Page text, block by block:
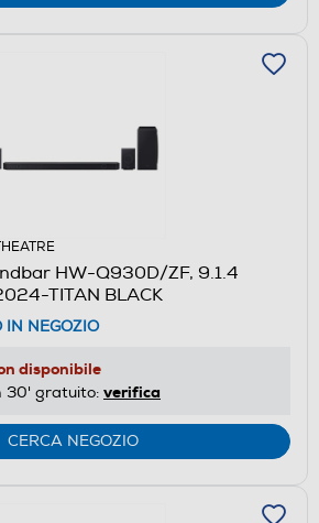
HW-Q930D/ZF, 9.1.4
TITAN BLACK
IN NEGOZIO
disponibile
30' gratuito: verifica
CERCA NEGOZIO